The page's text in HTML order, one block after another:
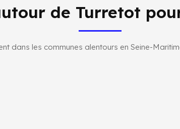
de Turretot
dans les communes alentours en Seine-